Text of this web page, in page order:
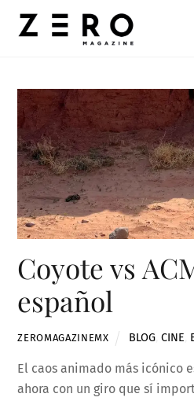
Coyote vs
español
ZEROMAGAZINEMX BLOG, CINE
El caos animado más icónico
ahora con un giro que sí